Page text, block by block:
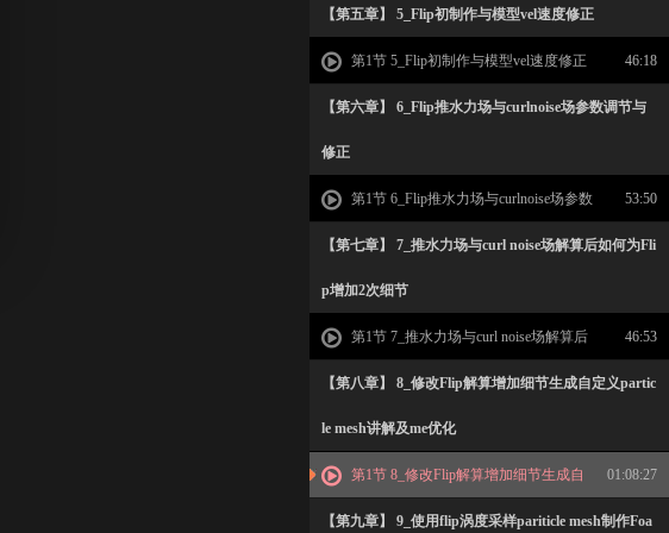
讲解
【第五章】 5_Flip初制作与模型vel速度修正
第1节 5_Flip初制作与模型vel速度修正 46:18
【第六章】 6_Flip推水力场与curlnoise场参数调节与
修正
第1节 6_Flip推水力场与curlnoise场参数
调节与修正
53:50
【第七章】 7_推水力场与curl noise场解算后如何为Fli
p增加2次细节
第1节 7_推水力场与curl noise场解算后
如何为Flip增加2次细节
46:53
【第八章】 8_修改Flip解算增加细节生成自定义partic
le mesh讲解及me优化
第1节 8_修改Flip解算增加细节生成自
定义particle mesh讲解及me优化
01:08:27
【第九章】 9_使用flip涡度采样pariticle mesh制作Foa